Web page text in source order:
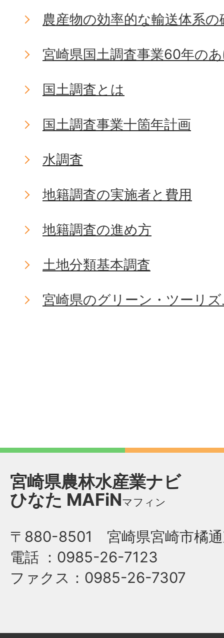
農産物の効率的な輸送体系の
宮崎県国土調査事業60年の
国土調査とは
国土調査事業十箇年計画
水調査
地籍調査の実施者と費用
地籍調査の進め方
土地分類基本調査
宮崎県のグリーン・ツーリ
宮崎県農林水産業ナビ
ひなた MAFiNマフィン
〒880-8501 宮崎県宮崎市橘通
電話 ：0985-26-7123
ファクス ：0985-26-7307